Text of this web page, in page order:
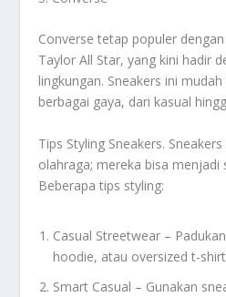
Converse tetap populer
Taylor All Star, yang kini hadir
lingkungan. Sneakers ini
berbagai gaya, dari kasual
Tips Styling Sneakers.
olahraga; mereka bisa
Beberapa tips styling:
Casual Streetwear –
hoodie, atau oversized t-
Smart Casual – Gunakan